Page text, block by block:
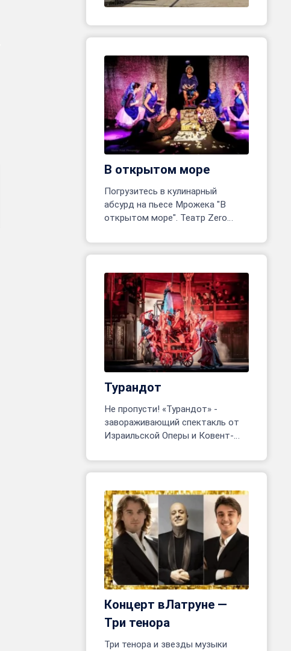
В открытом море
Погрузитесь в кулинарный
абсурд на пьесе Мрожека "В
открытом море". Театр Zero
приключение! Реж. Марина
Белявцева, Олег Родовильский.
Турандот
Не пропусти! «Турандот» -
завораживающий спектакль от
Израильской Оперы и Ковент-
июля. Более 200 артистов на
сцене!
Концерт вЛатруне —
Три тенора
Три тенора и звезды музыки